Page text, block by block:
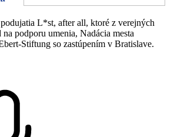
L*st, after all, ktoré z verejných
podporu umenia, Nadácia mesta
Stiftung so zastúpením v Bratislave.